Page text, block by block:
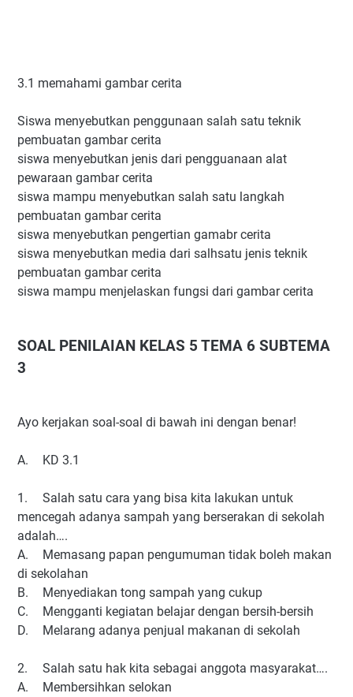
3.1 memahami gambar cerita
Siswa menyebutkan penggunaan salah satu teknik
pembuatan gambar cerita
siswa menyebutkan jenis dari pengguanaan alat
pewaraan gambar cerita
siswa mampu menyebutkan salah satu langkah
pembuatan gambar cerita
siswa menyebutkan pengertian gamabr cerita
siswa menyebutkan media dari salhsatu jenis teknik
pembuatan gambar cerita
siswa mampu menjelaskan fungsi dari gambar cerita
SOAL PENILAIAN KELAS 5 TEMA 6 SUBTEMA
3
Ayo kerjakan soal-soal di bawah ini dengan benar!
A. KD 3.1
1.
Salah satu cara yang bisa kita lakukan untuk
mencegah adanya sampah yang berserakan di sekolah
adalah….
A.
Memasang papan pengumuman tidak boleh makan
di sekolahan
B.
Menyediakan tong sampah yang cukup
C.
Mengganti kegiatan belajar dengan bersih-bersih
D.
Melarang adanya penjual makanan di sekolah
2.
Salah satu hak kita sebagai anggota masyarakat….
A.
Membersihkan selokan